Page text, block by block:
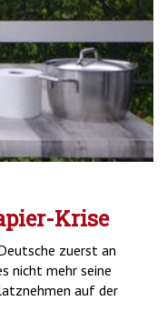
Krise
zuerst an
nicht mehr seine
auf der